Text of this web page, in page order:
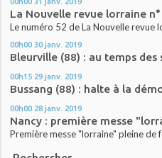
La Nouvelle revue lorraine
Le numéro 52 de La Nouvelle revue
00h00 30 janv. 2019
Bleurville (88) : au temps des
00h15 29 janv. 2019
Bussang (88) : halte à la
00h00 28 janv. 2019
Nancy : première messe
Première messe "lorraine" pleine de